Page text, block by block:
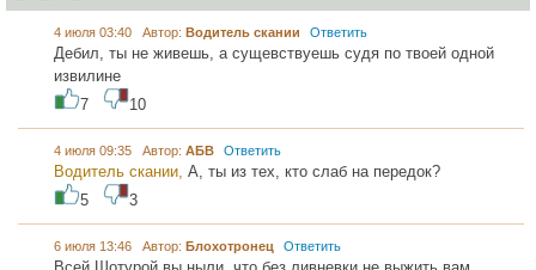
4 июля 03:40 Автор: Водитель скании Ответить
Дебил, ты не живешь, а сущевствуешь судя по твоей одной
извилине
7
10
4 июля 09:35 Автор: АБВ Ответить
Водитель скании, А, ты из тех, кто слаб на передок?
5
3
6 июля 13:46 Автор: Блохотронец Ответить